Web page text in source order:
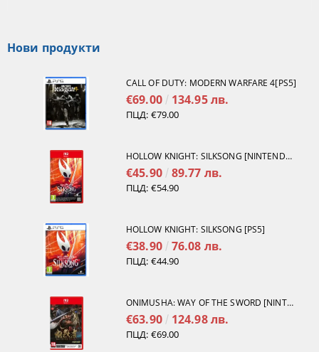
Нови продукти
CALL OF DUTY: MODERN WARFARE 4[PS5]
€69.00 134.95 лв.
ПЦД: €79.00
HOLLOW KNIGHT: SILKSONG [NINTENDO SWITCH 2]
€45.90 89.77 лв.
ПЦД: €54.90
HOLLOW KNIGHT: SILKSONG [PS5]
€38.90 76.08 лв.
ПЦД: €44.90
ONIMUSHA: WAY OF THE SWORD [NINTENDO SWITCH 2]
€63.90 124.98 лв.
ПЦД: €69.00